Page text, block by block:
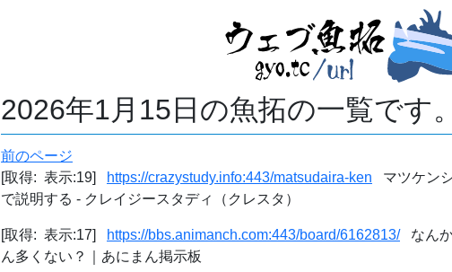
2026年1月15日の魚拓の一覧です。
前のページ
[取得: 表示:19]
https://crazystudy.info:443/matsudaira-ken マツケン
で説明する - クレイジースタディ（クレスタ）
[取得: 表示:17] https://bbs.animanch.com:443/board/6162813/なんか
ん多くない？｜あにまん掲示板